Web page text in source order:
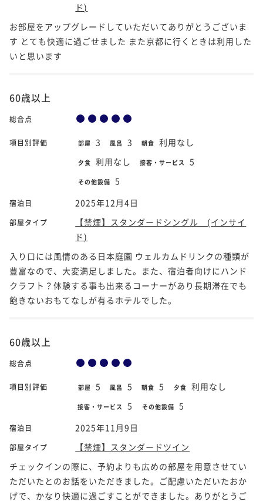
ド)
お部屋をアップグレードしていただいてありがとうございま
す とても快適に過ごせました また京都に行くときは利用した
いと思います
60歳以上
総合点
項目別評価 部屋 3 風呂 3 朝食 利用なし
夕食 利用なし 接客・サービス 5
その他設備 5
宿泊日 2025年12月4日
部屋タイプ
【禁煙】スタンダードシングル (インサイ
ド)
入り口には風情のある日本庭園 ウェルカムドリンクの種類が
豊富なので、大変満足しました。また、宿泊者向けにハンド
クラフト？体験する事も出来るコーナーがあり長期滞在でも
飽きないおもてなしが有るホテルでした。
60歳以上
総合点
項目別評価 部屋 5 風呂 5 朝食 5 夕食 利用なし
接客・サービス 5 その他設備 5
宿泊日 2025年11月9日
部屋タイプ
【禁煙】スタンダードツイン
チェックインの際に、予約よりも広めの部屋を用意させてい
ただいたとのお話をいただきました。ご配慮いただいたおか
げで、かなり快適に過ごすことができました。ありがとうご